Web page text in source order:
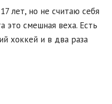
лет, но не считаю себя
это смешная веха. Есть
хоккей и в два раза